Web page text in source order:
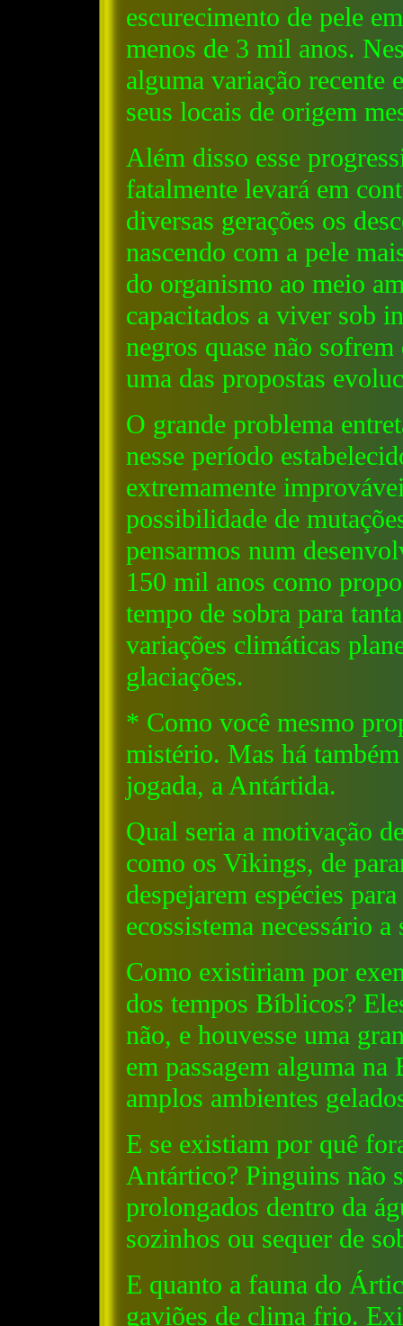
escurecimento de pele
menos de 3 mil anos.
alguma variação recente
seus locais de origem
Além disso esse
fatalmente levará em
diversas gerações os
nascendo com a pele
do organismo ao meio
capacitados a viver sob
negros quase não
uma das propostas
O grande problema
nesse período
extremamente
possibilidade de
pensarmos num
150 mil anos como
tempo de sobra para
variações climáticas
glaciações.
* Como você mesmo
mistério. Mas há
jogada, a Antártida.
Qual seria a motivação
como os Vikings, de
despejarem espécies
ecossistema necessário
Como existiriam por
dos tempos Bíblicos?
não, e houvesse uma
em passagem alguma
amplos ambientes
E se existiam por quê
Antártico? Pinguins não
prolongados dentro da
sozinhos ou sequer de
E quanto a fauna do
gaviões de clima frio.